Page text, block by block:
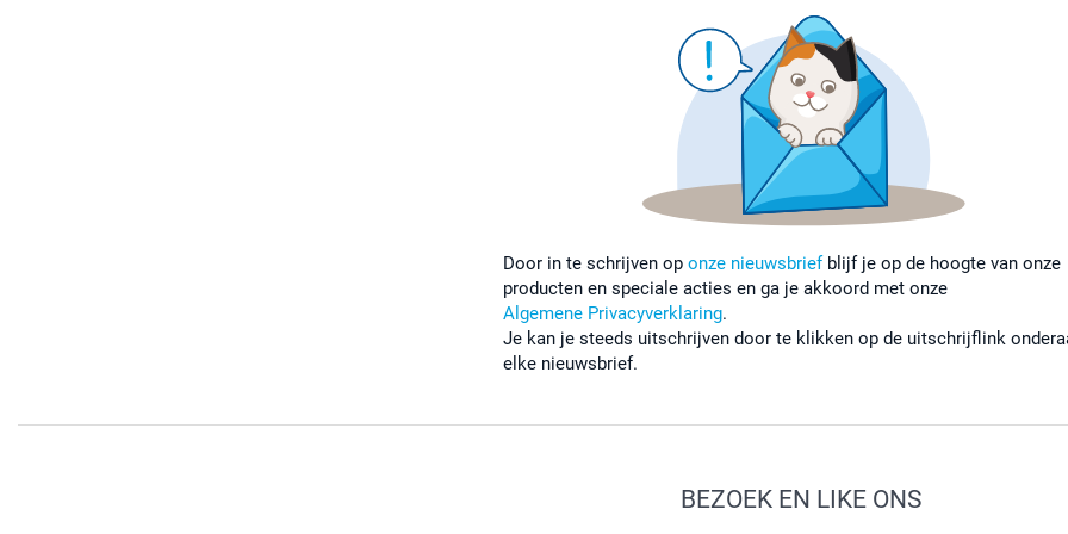
Door in te schrijven op onze nieuwsbrief blijf je op de hoogte van onze
producten en speciale acties en ga je akkoord met onze
Algemene Privacyverklaring.
Je kan je steeds uitschrijven door te klikken op de uitschrijflink
elke nieuwsbrief.
BEZOEK EN LIKE ONS